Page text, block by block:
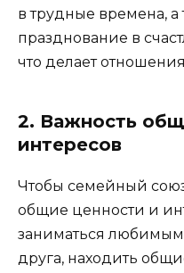
в трудные времена, а
празднование в
что делает
2. Важность
интересов
Чтобы семейный
общие ценности и
заниматься
друга, находить